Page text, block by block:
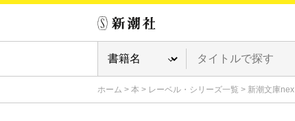
ホーム > 本 > レーベル・シリーズ一覧 > 新潮文庫nex